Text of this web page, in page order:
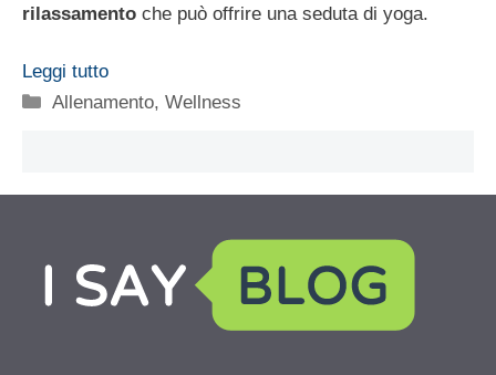
rilassamento che può offrire una seduta di yoga.
Leggi tutto
Categorie
Allenamento,Wellness